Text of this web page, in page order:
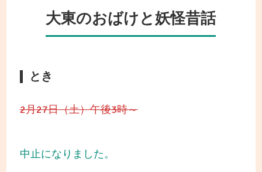
大東のおばけと妖怪昔話
とき
2月27日（土）午後3時～
中止になりました。